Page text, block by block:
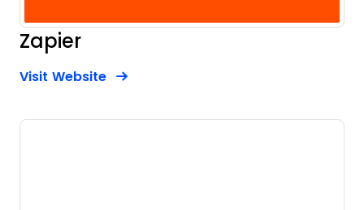
Zapier
Visit WebsiteOpens New Window